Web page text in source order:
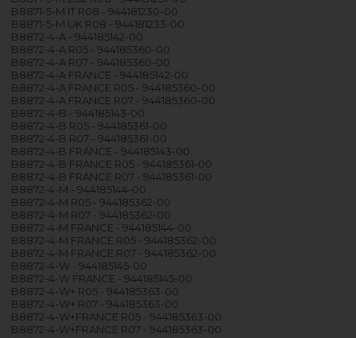
B8871-5-M IT R08 - 944181230-00
B8871-5-M UK R08 - 944181233-00
B8872-4-A - 944185142-00
B8872-4-A R05 - 944185360-00
B8872-4-A R07 - 944185360-00
B8872-4-A FRANCE - 944185142-00
B8872-4-A FRANCE R05 - 944185360-00
B8872-4-A FRANCE R07 - 944185360-00
B8872-4-B - 944185143-00
B8872-4-B R05 - 944185361-00
B8872-4-B R07 - 944185361-00
B8872-4-B FRANCE - 944185143-00
B8872-4-B FRANCE R05 - 944185361-00
B8872-4-B FRANCE R07 - 944185361-00
B8872-4-M - 944185144-00
B8872-4-M R05 - 944185362-00
B8872-4-M R07 - 944185362-00
B8872-4-M FRANCE - 944185144-00
B8872-4-M FRANCE R05 - 944185362-00
B8872-4-M FRANCE R07 - 944185362-00
B8872-4-W - 944185145-00
B8872-4-W FRANCE - 944185145-00
B8872-4-W+ R05 - 944185363-00
B8872-4-W+ R07 - 944185363-00
B8872-4-W+FRANCE R05 - 944185363-00
B8872-4-W+FRANCE R07 - 944185363-00